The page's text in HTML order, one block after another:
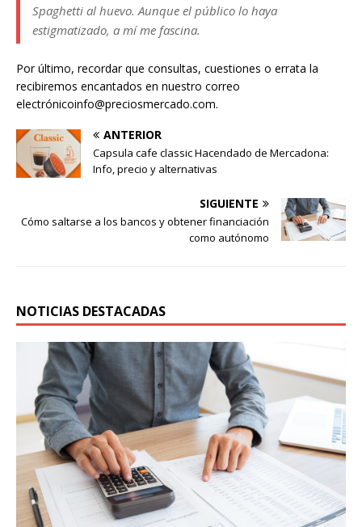
Spaghetti al huevo. Aunque el público lo haya
estigmatizado, a mí me fascina.
Por último, recordar que consultas, cuestiones o errata la
recibiremos encantados en nuestro correo
electrónicoinfo@preciosmercado.com.
ANTERIOR
Capsula cafe classic Hacendado de Mercadona:
Info, precio y alternativas
SIGUIENTE
Cómo saltarse a los bancos y obtener financiación
como autónomo
NOTICIAS DESTACADAS